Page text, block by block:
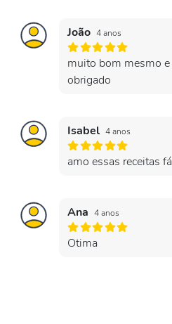
João 4 anos
muito bom mesmo
obrigado
Isabel 4 anos
amo essas receitas
Ana 4 anos
Otima